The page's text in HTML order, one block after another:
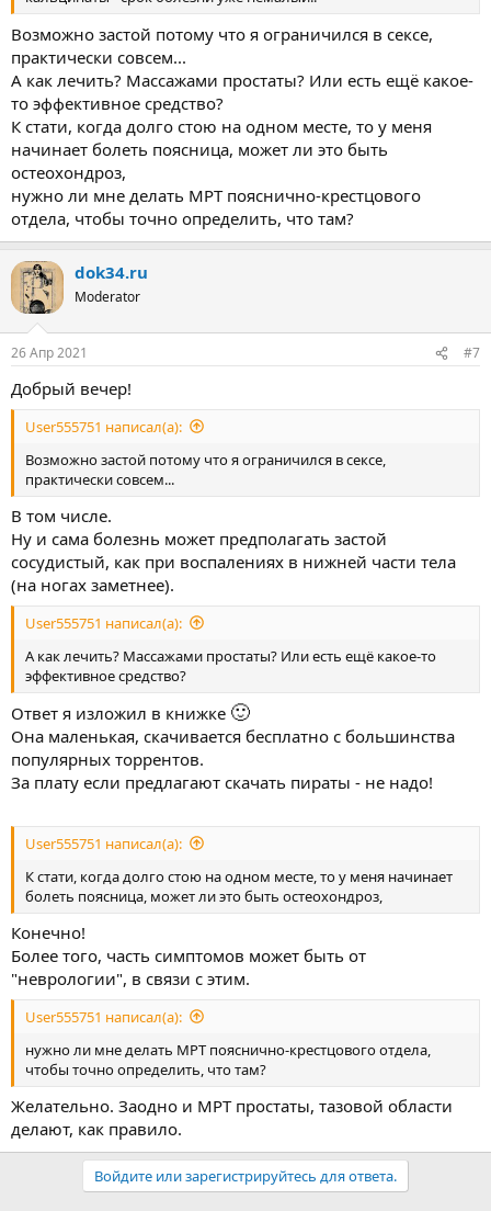
Возможно застой потому что я ограничился в сексе,
практически совсем...
А как лечить? Массажами простаты? Или есть ещё какое-
то эффективное средство?
К стати, когда долго стою на одном месте, то у меня
начинает болеть поясница, может ли это быть
остеохондроз,
нужно ли мне делать МРТ пояснично-крестцового
отдела, чтобы точно определить, что там?
dok34.ru
Moderator
26 Апр 2021 #7
Добрый вечер!
User555751 написал(а):
Возможно застой потому что я ограничился в сексе,
практически совсем...
В том числе.
Ну и сама болезнь может предполагать застой
сосудистый, как при воспалениях в нижней части тела
(на ногах заметнее).
User555751 написал(а):
А как лечить? Массажами простаты? Или есть ещё какое-то
эффективное средство?
Ответ я изложил в книжке 🙂
Она маленькая, скачивается бесплатно с большинства
популярных торрентов.
За плату если предлагают скачать пираты - не надо!
User555751 написал(а):
К стати, когда долго стою на одном месте, то у меня начинает
болеть поясница, может ли это быть остеохондроз,
Конечно!
Более того, часть симптомов может быть от
"неврологии", в связи с этим.
User555751 написал(а):
нужно ли мне делать МРТ пояснично-крестцового отдела,
чтобы точно определить, что там?
Желательно. Заодно и МРТ простаты, тазовой области
делают, как правило.
Войдите или зарегистрируйтесь для ответа.